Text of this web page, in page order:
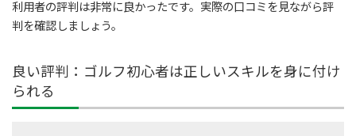
利用者の評判は非常に良かったです。実際の口コミを見ながら評
判を確認しましょう。
良い評判：ゴルフ初心者は正しいスキルを身に付け
られる